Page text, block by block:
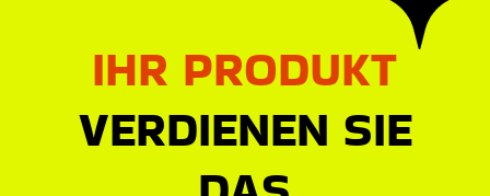
IHR PRODUKT
VERDIENEN SIE